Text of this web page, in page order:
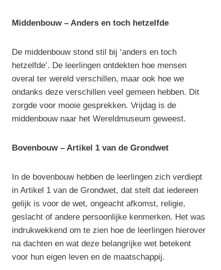
Middenbouw – Anders en toch hetzelfde
De middenbouw stond stil bij ‘anders en toch
hetzelfde’. De leerlingen ontdekten hoe mensen
overal ter wereld verschillen, maar ook hoe we
ondanks deze verschillen veel gemeen hebben. Dit
zorgde voor mooie gesprekken. Vrijdag is de
middenbouw naar het Wereldmuseum geweest.
Bovenbouw – Artikel 1 van de Grondwet
In de bovenbouw hebben de leerlingen zich verdiept
in Artikel 1 van de Grondwet, dat stelt dat iedereen
gelijk is voor de wet, ongeacht afkomst, religie,
geslacht of andere persoonlijke kenmerken. Het was
indrukwekkend om te zien hoe de leerlingen hierover
na dachten en wat deze belangrijke wet betekent
voor hun eigen leven en de maatschappij.